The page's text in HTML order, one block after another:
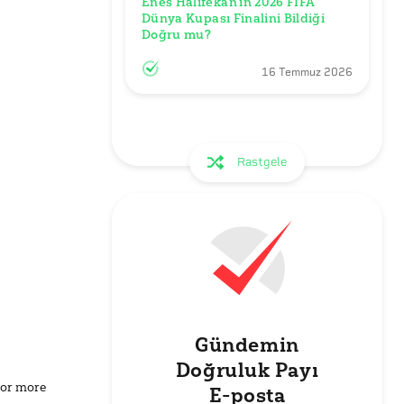
more
Dünya Kupası Finalini Bildiği
Doğru mu?
16 Temmuz 2026
Rastgele
Gündemin
Doğruluk Payı
E-posta